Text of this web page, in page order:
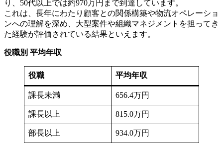
り、50代以上では約970万円まで到達しています。
これは、長年にわたり顧客との関係構築や物流オペレーショ
ンへの理解を深め、大型案件や組織マネジメントを担ってき
た経験が評価されている結果といえます。
役職別 平均年収
役職 平均年収
課長未満 656.4万円
課長以上 815.0万円
部長以上 934.0万円